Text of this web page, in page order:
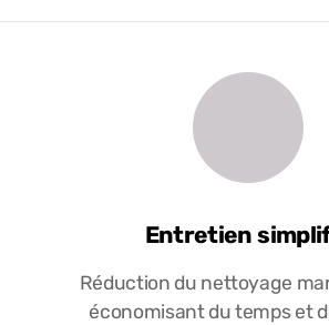
Entretien
Réduction du nettoyage
économisant du temps et